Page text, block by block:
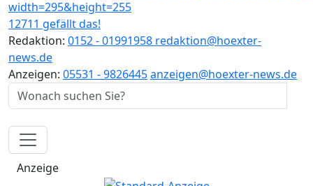
12711 gefällt das!
Redaktion: 0152 - 01991958 redaktion@hoexter-
news.de
Anzeigen: 05531 - 9826445anzeigen@hoexter-news.de
Anzeige